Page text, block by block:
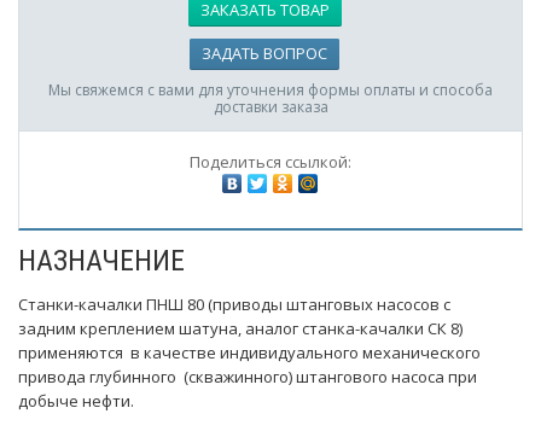
ЗАКАЗАТЬ ТОВАР
ЗАДАТЬ ВОПРОС
Мы свяжемся с вами для уточнения формы оплаты и способа
доставки заказа
Поделиться ссылкой:
НАЗНАЧЕНИЕ
Станки-качалки ПНШ 80 (приводы штанговых насосов с
задним креплением шатуна, аналог станка-качалки СК 8)
применяются в качестве индивидуального механического
привода глубинного (скважинного) штангового насоса при
добыче нефти.